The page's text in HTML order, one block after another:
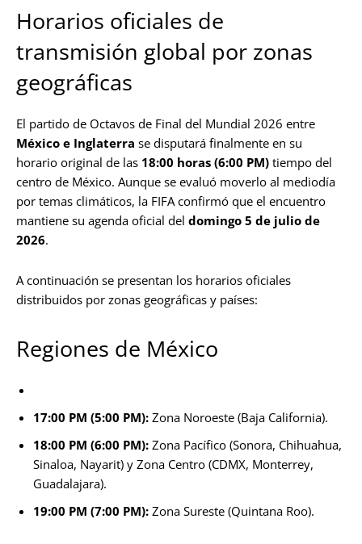
Horarios oficiales de
transmisión global por zonas
geográficas
El partido de Octavos de Final del Mundial 2026 entre
México e Inglaterra se disputará finalmente en su
horario original de las 18:00 horas (6:00 PM) tiempo del
centro de México. Aunque se evaluó moverlo al mediodía
por temas climáticos, la FIFA confirmó que el encuentro
mantiene su agenda oficial del domingo 5 de julio de
2026.
A continuación se presentan los horarios oficiales
distribuidos por zonas geográficas y países:
Regiones de México
17:00 PM (5:00 PM): Zona Noroeste (Baja California).
18:00 PM (6:00 PM): Zona Pacífico (Sonora, Chihuahua,
Sinaloa, Nayarit) y Zona Centro (CDMX, Monterrey,
Guadalajara).
19:00 PM (7:00 PM): Zona Sureste (Quintana Roo).